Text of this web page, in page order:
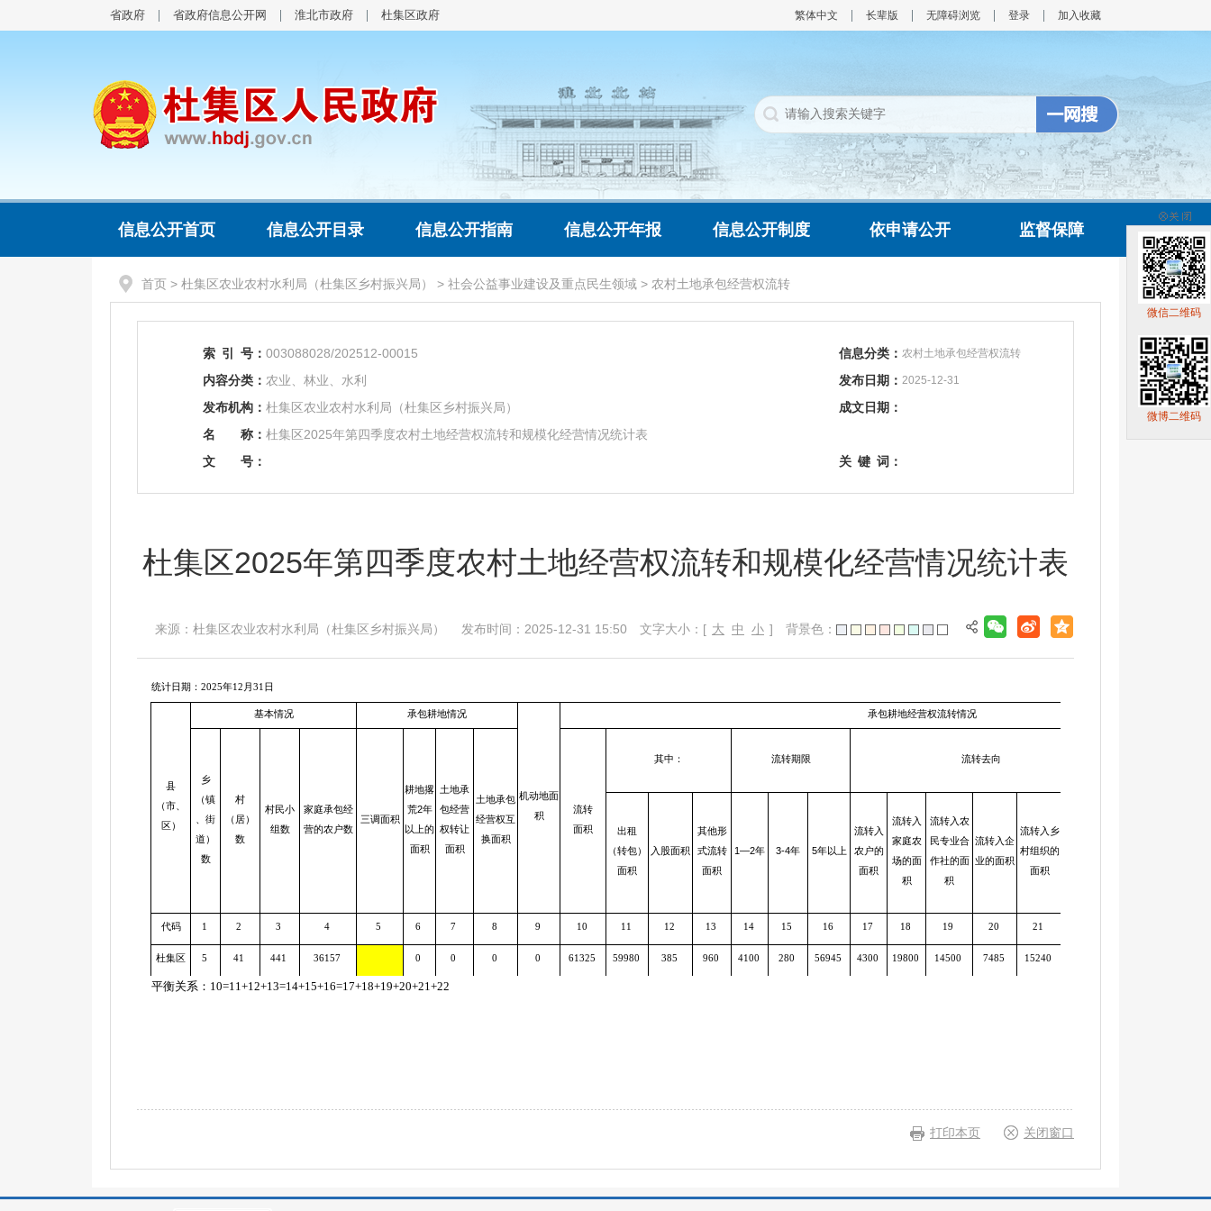
省政府 省政府信息公开网 淮北市政府 杜集区政府 繁体中文 长辈版 无障碍浏览 登录 加入收藏
信息公开首页 信息公开目录 信息公开指南 信息公开年报 信息公开制度 依申请公开 监督保障
首页 > 杜集区农业农村水利局（杜集区乡村振兴局） > 社会公益事业建设及重点民生领域 > 农村土地承包经营权流转
索 引 号： 003088028/202512-00015 信息分类： 农村土地承包经营权流转
内容分类： 农业、林业、水利 发布日期： 2025-12-31
发布机构： 杜集区农业农村水利局（杜集区乡村振兴局）
成文日期：
名
称： 杜集区2025年第四季度农村土地经营权流转和规模化经营情况统计表
文
号： 关 键 词：
杜集区2025年第四季度农村土地经营权流转和规模化经营情况统计表
来源：杜集区农业农村水利局（杜集区乡村振兴局） 发布时间：2025-12-31 15:50 文字大小：[ 大 中 小 ] 背景色：
统计日期：2025年12月31日
县
（市、
区）
基本情况 承包耕地情况
机动地面
积
承包耕地经营权流转情况
乡
（镇
、街
道）
数
村
（居）
数
村民小
组数
家庭承包经
营的农户数
三调面积
耕地撂
荒2年
以上的
面积
土地承
包经营
权转让
面积
土地承包
经营权互
换面积
流转
面积
其中： 流转期限 流转去向
出租
（转包）
面积
入股面积
其他形
式流转
面积
1—2年 3-4年 5年以上
流转入
农户的
面积
流转入
家庭农
场的面
积
流转入农
民专业合
作社的面
积
流转入企
业的面积
流转入乡
村组织的
面积
代码 1 2 3 4 5 6 7 8 9 10 11 12 13 14 15 16 17 18 19 20 21
杜集区 5 41 441 36157 0 0 0 0 61325 59980 385 960 4100 280 56945 4300 19800 14500 7485 15240
平衡关系：10=11+12+13=14+15+16=17+18+19+20+21+22
打印本页 关闭窗口
微信二维码
微博二维码